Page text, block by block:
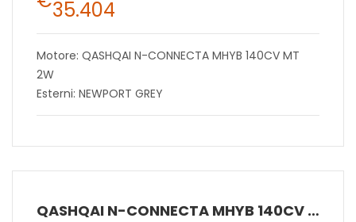
35.404
Motore: QASHQAI N-CONNECTA MHYB 140CV MT
2W
Esterni: NEWPORT GREY
QASHQAI N-CONNECTA MHYB 140CV MT 2W